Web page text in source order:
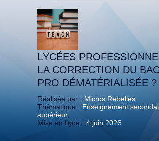
LYCÉES
LA CORRECTION DU
PRO DÉMATÉRIALISÉE ?
Réalisée par : Micros Rebelles
Thématique : Enseignement
supérieur
Mise en ligne : 4 juin 2026